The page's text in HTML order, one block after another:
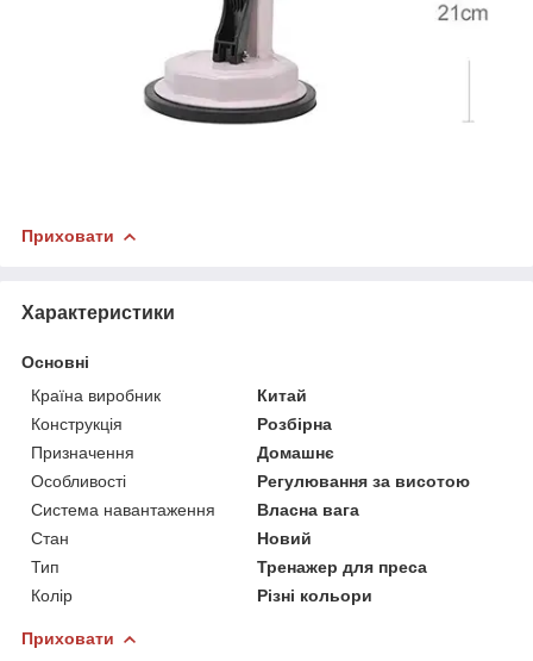
Приховати
Характеристики
Основні
Країна виробник
Китай
Конструкція
Розбірна
Призначення
Домашнє
Особливості
Регулювання за висотою
Система навантаження
Власна вага
Стан
Новий
Тип
Тренажер для преса
Колір
Різні кольори
Приховати